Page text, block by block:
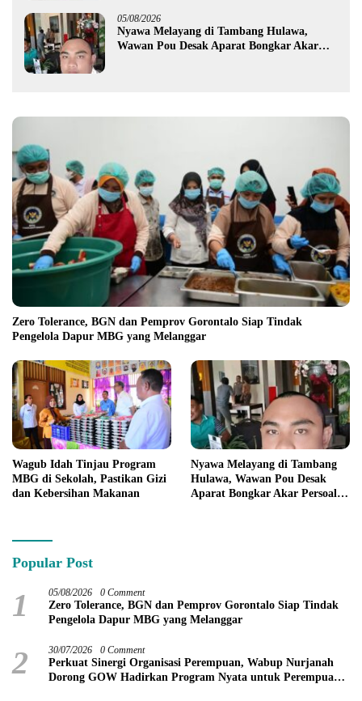
05/08/2026
Nyawa Melayang di Tambang Hulawa,
Wawan Pou Desak Aparat Bongkar Akar
Zero Tolerance, BGN dan Pemprov Gorontalo Siap Tindak
Pengelola Dapur MBG yang Melanggar
Wagub Idah Tinjau Program
MBG di Sekolah, Pastikan Gizi
dan Kebersihan Makanan
Nyawa Melayang di Tambang
Hulawa, Wawan Pou Desak
Aparat Bongkar Akar Persoalan
Popular Post
1 05/08/2026 0 Comment
Zero Tolerance, BGN dan Pemprov Gorontalo Siap Tindak
Pengelola Dapur MBG yang Melanggar
2 30/07/2026 0 Comment
Perkuat Sinergi Organisasi Perempuan, Wabup Nurjanah
Dorong GOW Hadirkan Program Nyata untuk Perempuan